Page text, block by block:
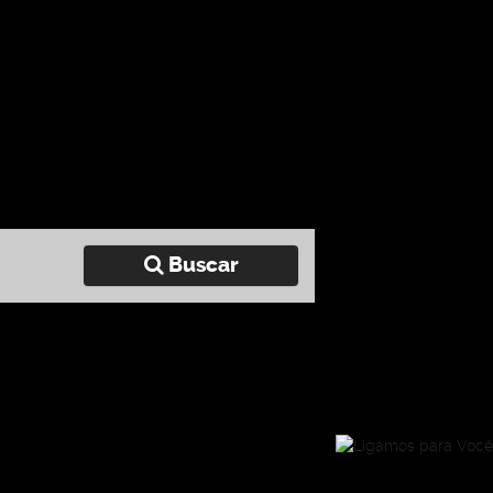
Buscar